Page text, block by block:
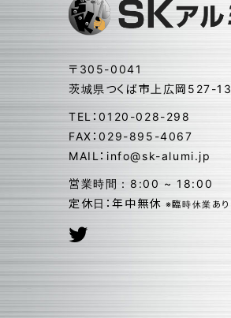
〒305-0041
茨城県つくば市上広岡527-13
TEL：0120-028-298
FAX：029-895-4067
MAIL：info@sk-alumi.jp
営業時間：8:00 ~ 18:00
定休日：年中無休 ※臨時休業あり